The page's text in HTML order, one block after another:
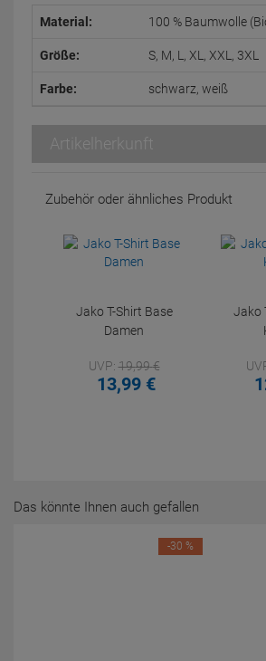
Material: 100 % Baumwolle
Größe: S, M, L, XL, XXL, 3XL
Farbe: schwarz, weiß
Artikelherkunft
Zubehör oder ähnliches Produkt
Jako T-Shirt Base
Damen
UVP:19,99€
13,99 €
Jako
Das könnte Ihnen auch gefallen
-30 %